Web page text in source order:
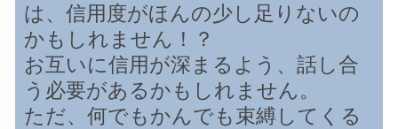
は、信用度がほんの少し足りないの
かもしれません！？
お互いに信用が深まるよう、話し合
う必要があるかもしれません。
ただ、何でもかんでも束縛してくる